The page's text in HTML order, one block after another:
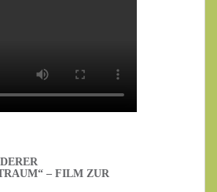
– FILM ZUR